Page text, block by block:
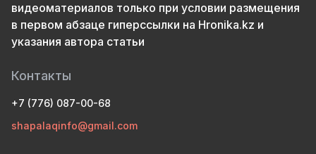
видеоматериалов только при условии размещения
в первом абзаце гиперссылки на Hronika.kz и
указания автора статьи
Контакты
+7 (776) 087-00-68
shapalaqinfo@gmail.com